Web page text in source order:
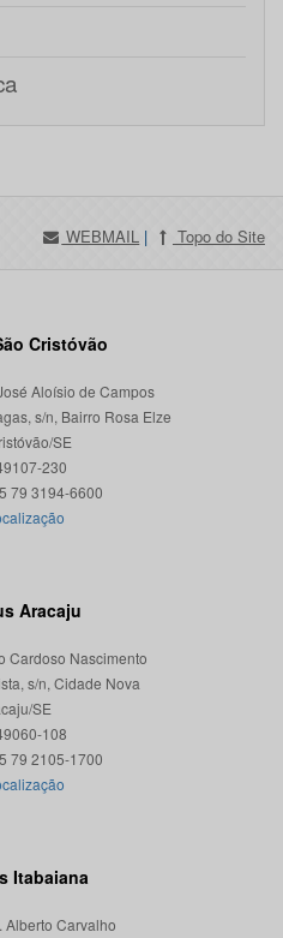
WEBMAIL | Topo do Site
Cristóvão
Aloísio de Campos
s/n, Bairro Rosa Elze
SE
230
Aracaju
Cardoso Nascimento
s/n, Cidade Nova
SE
108
Itabaiana
Alberto Carvalho